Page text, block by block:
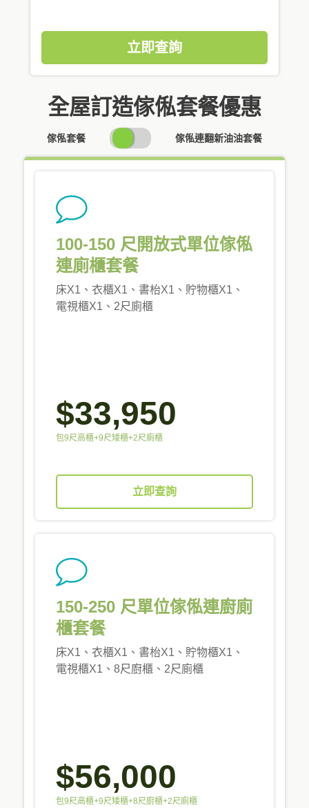
立即查詢
全屋訂造傢俬套餐優惠
傢俬套餐
SWITCH
PRICING
傢俬連翻新油油套餐
100-150 尺開放式單位傢俬
連廁櫃套餐
床X1、衣櫃X1、書枱X1、貯物櫃X1、
電視櫃X1、2尺廁櫃
$33,950
包9尺高櫃+9尺矮櫃+2尺廁櫃
立即查詢
150-250 尺單位傢俬連廚廁
櫃套餐
床X1、衣櫃X1、書枱X1、貯物櫃X1、
電視櫃X1、8尺廚櫃、2尺廁櫃
$56,000
包9尺高櫃+9尺矮櫃+8尺廚櫃+2尺廁櫃